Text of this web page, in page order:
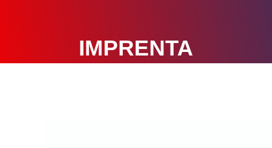
IMPRENTA